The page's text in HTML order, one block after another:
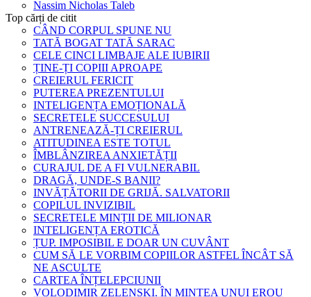
Nassim Nicholas Taleb
Top cărți de citit
CÂND CORPUL SPUNE NU
TATĂ BOGAT TATĂ SARAC
CELE CINCI LIMBAJE ALE IUBIRII
ȚINE-ȚI COPIII APROAPE
CREIERUL FERICIT
PUTEREA PREZENTULUI
INTELIGENȚA EMOȚIONALĂ
SECRETELE SUCCESULUI
ANTRENEAZĂ-ȚI CREIERUL
ATITUDINEA ESTE TOTUL
ÎMBLÂNZIREA ANXIETĂȚII
CURAJUL DE A FI VULNERABIL
DRAGĂ, UNDE-S BANII?
INVĂȚĂTORII DE GRIJĂ. SALVATORII
COPILUL INVIZIBIL
SECRETELE MINȚII DE MILIONAR
INTELIGENȚA EROTICĂ
ȚUP. IMPOSIBIL E DOAR UN CUVÂNT
CUM SĂ LE VORBIM COPIILOR ASTFEL ÎNCÂT SĂ
NE ASCULTE
CARTEA ÎNȚELEPCIUNII
VOLODIMIR ZELENSKI. ÎN MINTEA UNUI EROU